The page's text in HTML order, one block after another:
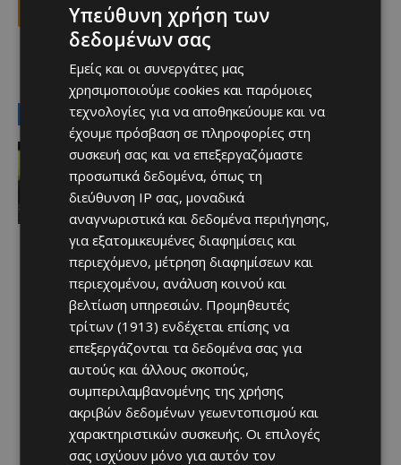
Facebook
Top
LATEST NEWS
Εκεί συνεχίζει ο Μπαλόγκουν
Afentiko - 06/08/2026
Υπεύθυνη χρήση των
δεδομένων σας
Εμείς και οι συνεργάτες μας
χρησιμοποιούμε cookies και παρόμοιες
τεχνολογίες για να αποθηκεύουμε και να
έχουμε πρόσβαση σε πληροφορίες στη
συσκευή σας και να επεξεργαζόμαστε
προσωπικά δεδομένα, όπως τη
διεύθυνση IP σας, μοναδικά
αναγνωριστικά και δεδομένα περιήγησης,
για εξατομικευμένες διαφημίσεις και
περιεχόμενο, μέτρηση διαφημίσεων και
περιεχομένου, ανάλυση κοινού και
βελτίωση υπηρεσιών. Προμηθευτές
τρίτων (1913) ενδέχεται επίσης να
επεξεργάζονται τα δεδομένα σας για
αυτούς και άλλους σκοπούς,
συμπεριλαμβανομένης της χρήσης
ακριβών δεδομένων γεωεντοπισμού και
χαρακτηριστικών συσκευής. Οι επιλογές
σας ισχύουν μόνο για αυτόν τον